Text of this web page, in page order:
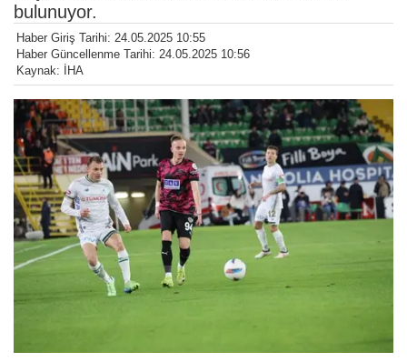
bulunuyor.
Haber Giriş Tarihi: 24.05.2025 10:55
Haber Güncellenme Tarihi: 24.05.2025 10:56
Kaynak: İHA